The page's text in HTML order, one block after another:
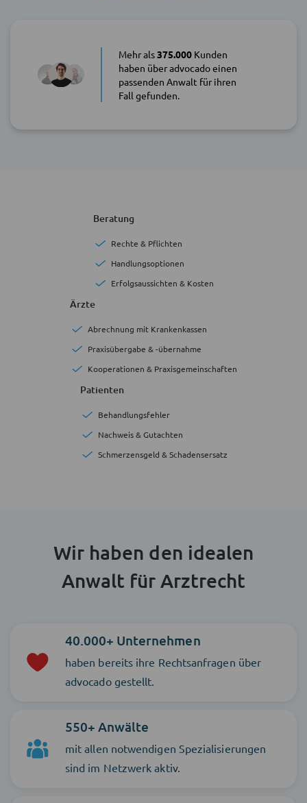
Mehr als375.000Kunden
haben über advocado einen
passenden Anwalt für ihren
Fall gefunden.
Beratung
Rechte & Pflichten
Handlungsoptionen
Erfolgsaussichten & Kosten
Ärzte
Abrechnung mit Krankenkassen
Praxisübergabe & -übernahme
Kooperationen & Praxisgemeinschaften
Patienten
Behandlungsfehler
Nachweis & Gutachten
Schmerzensgeld & Schadensersatz
Wir haben den idealen
Anwalt für Arztrecht
40.000+ Unternehmen
haben bereits ihre Rechtsanfragen über
advocado gestellt.
550+ Anwälte
mit allen notwendigen Spezialisierungen
sind im Netzwerk aktiv.